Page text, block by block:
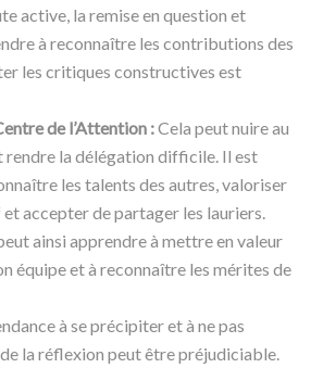
active, la remise en question et
à reconnaître les contributions des
les critiques constructives est
de l’Attention :Cela peut nuire au
rendre la délégation difficile. Il est
les talents des autres, valoriser
accepter de partager les lauriers.
ainsi apprendre à mettre en valeur
équipe et à reconnaître les mérites de
à se précipiter et à ne pas
la réflexion peut être préjudiciable.